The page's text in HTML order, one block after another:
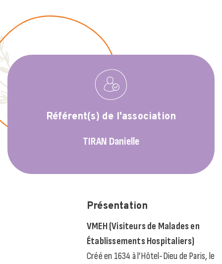
Référent(s) de l'association
TIRAN Danielle
Présentation
VMEH (Visiteurs de Malades en
Établissements Hospitaliers)
Créé en 1634 à l’Hôtel-Dieu de Paris, le